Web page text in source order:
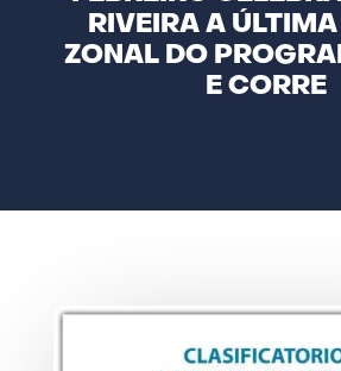
RIVEIRA A
ZONAL DO
E CORRE